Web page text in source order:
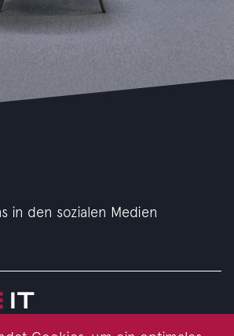
in den sozialen Medien